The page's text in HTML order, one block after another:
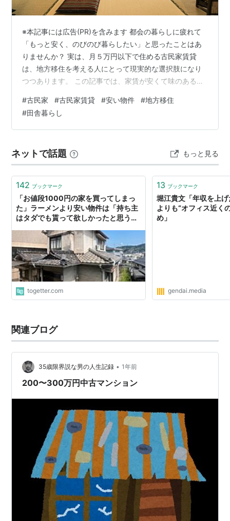
※本記事には広告(PR)を含みます 都会の暮らしに疲れて
「もっと安く、のびのび暮らしたい」と思ったことはあ
りませんか？ 実は、月５万円以下で住める古民家賃貸
は、地方移住を考える人にとって現実的な選択肢になり
つつあります。 この記事では、家賃が安くて味のある古
体的な方法を7つにまとめてご紹介します。 1. 空き家バ
ンクを活用しよう 各自治体が運営する「空き家バンク」
には、古民家の格安物件が多数掲載されています。中に
学や相談もスムーズです。 2. 地方自治体の移住支援を調
べる 地方移住には補助金や家…
#古民家 #古民家賃貸 #安い物件 #地方移住
#田舎暮らし
ネットで話題 もっと見る
142 ブックマーク
「お値段1000円の家を買ってしまっ
た」ラーメンより安い物件は「持ち主
はタダでも貰って欲しかったと思う」
togetter.com
13 ブックマーク
堀江貴文「年収を上
よりも“オフィス近く
め」
gendai.media
関連ブログ
35歳限界説な男の人生記録 • 1年前
200〜300万円中古マンション